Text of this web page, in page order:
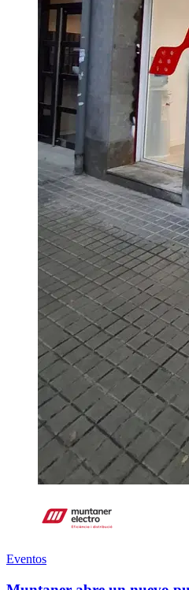
Eventos